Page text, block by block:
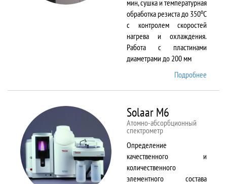
мин, сушка и температурная
обработка резиста до 350оС
с контролем скоростей
нагрева и охлаждения.
Работа с пластинами
диаметрами до 200 мм
Подробнее
Solaar M6
Атомно-абсорбционный
спектрометр
Определение
качественного и
количественного
элементного состава